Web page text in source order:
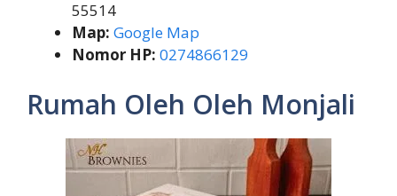
55514
Map: Google Map
Nomor HP: 0274866129
Rumah Oleh Oleh Monjali